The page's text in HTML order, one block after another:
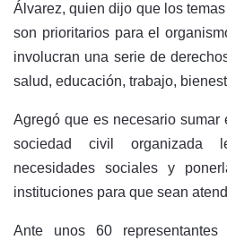
Álvarez, quien dijo que los
son prioritarios para el
involucran una serie de
salud, educación, trabajo,
Agregó que es necesario sumar
sociedad civil organizada
necesidades sociales y
instituciones para que sean
Ante unos 60